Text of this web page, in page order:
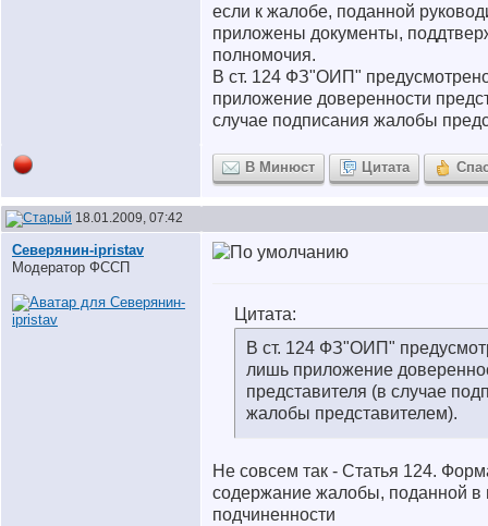
если к жалобе, поданной
приложены документы,
полномочия.
В ст. 124 ФЗ"ОИП"
приложение доверенности
случае подписания жалобы
В Минюст Цитата
18.01.2009, 07:42
Северянин-ipristav
Модератор ФССП
Цитата:
В ст. 124 ФЗ"ОИП"
лишь приложение
представителя (в случае
жалобы представителем).
Не совсем так - Статья 124.
содержание жалобы, поданной в
подчиненности